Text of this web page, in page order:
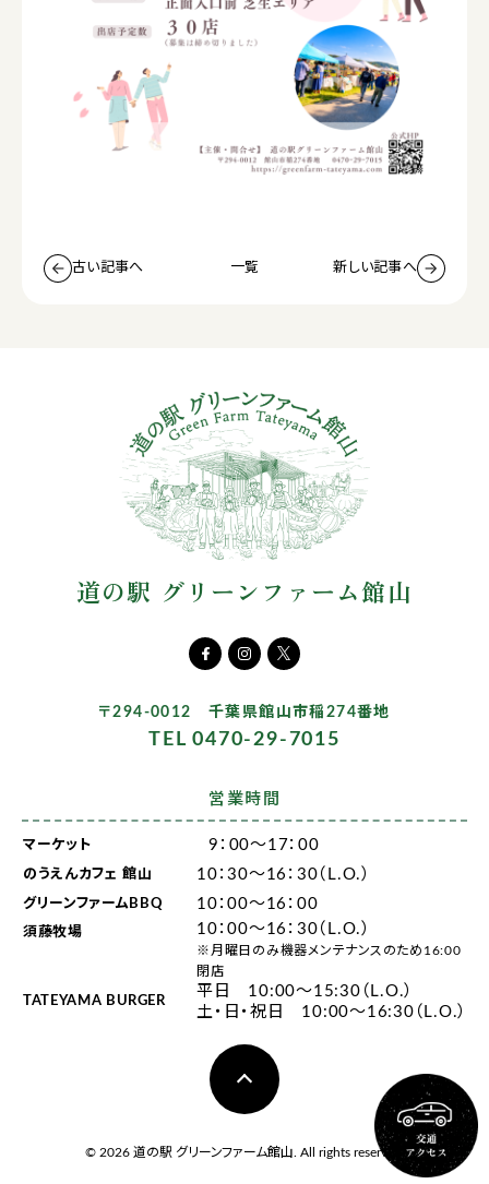
古い記事へ 一覧 新しい記事へ
道の駅 グリーンファーム館山
〒294-0012 千葉県館山市稲274番地
TEL 0470-29-7015
営業時間
マーケット 9：00～17：00
のうえんカフェ 館山 10：30～16：30（L.O.）
グリーンファームBBQ 10：00～16：00
須藤牧場 10：00～16：30（L.O.）
※月曜日のみ機器メンテナンスのため16:00
閉店
TATEYAMA BURGER
平日 10:00～15:30（L.O.）
土・日・祝日 10:00～16:30（L.O.）
© 2026 道の駅 グリーンファーム館山. All rights reserved.